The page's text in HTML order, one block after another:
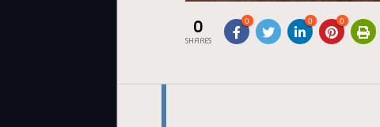
0
SHARES
0 0 0